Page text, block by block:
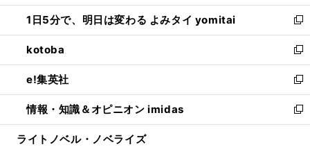
ウ
で
開
く
ン
ド
ウ
で
開
く
ウ
ィ
ン
ド
ウ
で
開
く
し
い
ウ
ィ
ン
ド
ウ
で
開
1日5分で、明日は変わる よみタイ yomitai
新
し
い
ウ
ィ
ン
ド
ウ
kotoba
新
し
い
ウ
ィ
ン
e!集英社
新
し
い
ウ
情報・知識＆オピニオン imidas
新
し
ライトノベル・ノベライズ